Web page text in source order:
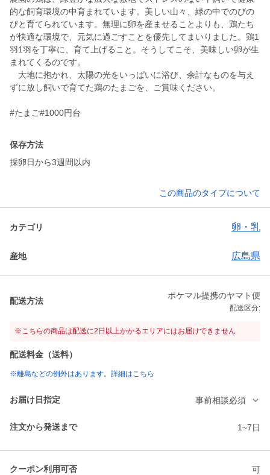
的な飼育環境の中育まれています。美しい山々、緑の中でのびの
びと育てられています。無理に卵を産ませることよりも、鶏たち
が快適な環境で、元気に過ごすことを優先してまいりました。鶏1
羽1羽を丁寧に、育て上げること。そうしてこそ、美味しい卵が生
まれてくるのです。
大地に抱かれ、太陽の光をいっぱいに浴び、余計なものを与え
ずに放し飼いで育てた鶏のたまごを、ご賞味ください。
#たまご#1000円台
保存方法
採卵日から3週間以内
この商品のタイプについて
カテゴリ 卵・乳
産地 広島県
配送方法
ポケマル提携のヤマト便
配送区分:
※こちらの商品は配送に2日以上かかるエリアにはお届けできません
配送料金（送料）
※離島などの例外はあります。詳細はこちら
お届け日指定 事前相談必須
注文から発送まで 1~7日
クーポン利用可否 可